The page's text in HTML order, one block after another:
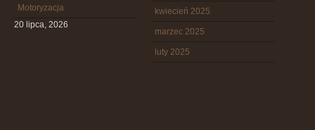
Motoryzacja
20 lipca, 2026
kwiecień 2025
marzec 2025
luty 2025